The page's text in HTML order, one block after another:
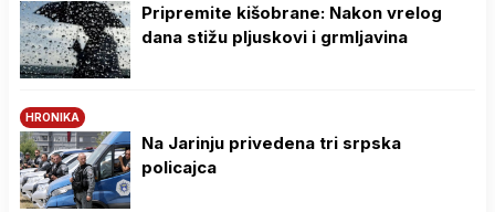
Pripremite kišobrane: Nakon vrelog
dana stižu pljuskovi i grmljavina
HRONIKA
Na Јarinju privedena tri srpska
policajca